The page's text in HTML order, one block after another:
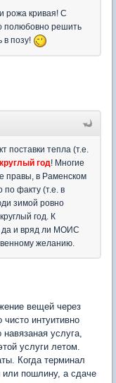
рожа кривая! С
полюбовно решить
в позу!
поставки тепла (т.е.
год! Многие
правы, в Раменском
по факту (т.е. в
зимой ровно
год. К
да и вряд ли МОИС
желанию.
вещей через
интуитивно
услуга,
услуги летом.
Когда терминал
или пошлину, а сдаче